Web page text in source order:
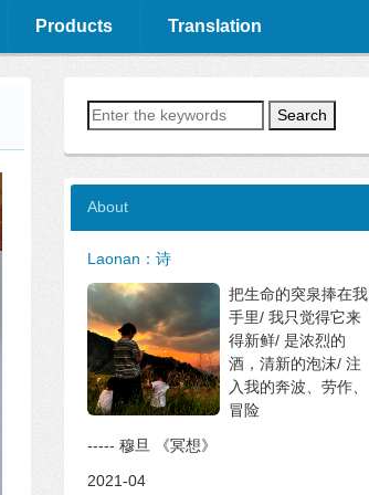
Products Translation
Search
About
Laonan：诗
把生命的突泉捧在我
手里/ 我只觉得它来
得新鲜/ 是浓烈的
酒，清新的泡沫/ 注
入我的奔波、劳作、
冒险
----- 穆旦 《冥想》
2021-04